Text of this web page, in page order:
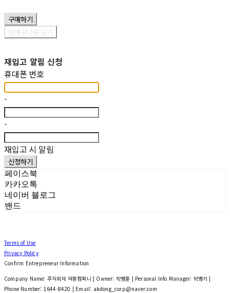
구매하기
장바구니에 담기
재입고 알림 신청
휴대폰 번호
-
-
재입고 시 알림
신청하기
페이스북
카카오톡
네이버 블로그
밴드
Terms of Use
Privacy Policy
Confirm Entrepreneur Information
Company Name: 주식회사 악동컴퍼니 | Owner: 박병훈 | Personal Info Manager: 박병기 |
Phone Number: 1644-8420 | Email: akdong_corp@naver.com